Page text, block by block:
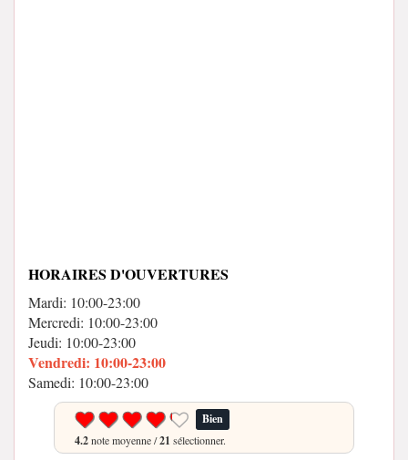
HORAIRES D'OUVERTURES
Mardi: 10:00-23:00
Mercredi: 10:00-23:00
Jeudi: 10:00-23:00
Vendredi: 10:00-23:00
Samedi: 10:00-23:00
Bien
4.2note moyenne /21 sélectionner.